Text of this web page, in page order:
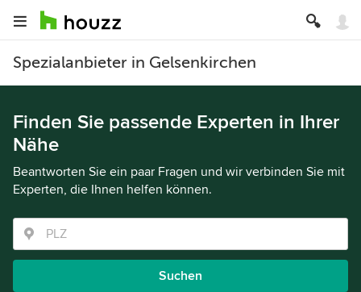
Spezialanbieter in Gelsenkirchen
Finden Sie passende Experten in Ihrer
Nähe
Beantworten Sie ein paar Fragen und wir verbinden Sie mit
Experten, die Ihnen helfen können.
Suchen